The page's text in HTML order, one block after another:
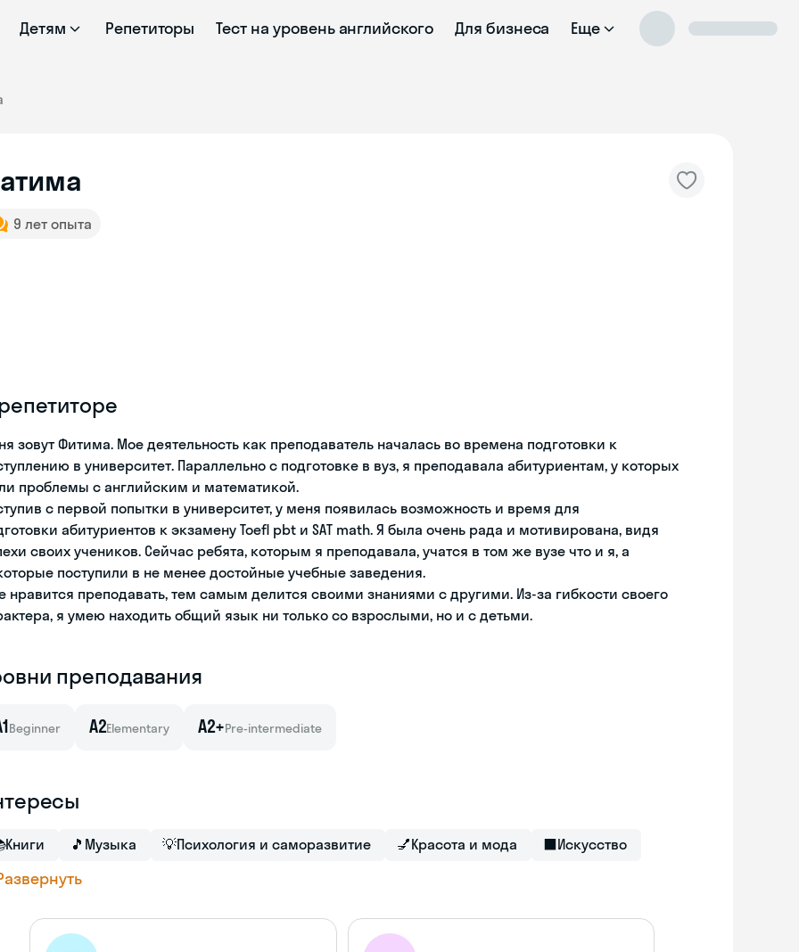
Детям Репетиторы Тест на уровень английского Для бизнеса Еще
9 лет опыта
зовут Фитима. Мое деятельность как преподаватель началась во времена подготовки к
в университет. Параллельно с подготовке в вуз, я преподавала абитуриентам, у которых
проблемы с английским и математикой.
с первой попытки в университет, у меня появилась возможность и время для
абитуриентов к экзамену Toefl pbt и SAT math. Я была очень рада и мотивирована, видя
своих учеников. Сейчас ребята, которым я преподавала, учатся в том же вузе что и я, а
поступили в не менее достойные учебные заведения.
нравится преподавать, тем самым делится своими знаниями с другими. Из-за гибкости своего
я умею находить общий язык ни только со взрослыми, но и с детьми.
преподавания
Beginner A2Elementary A2+Pre-intermediate
Книги 🎵 Музыка 💡Психология и саморазвитие 💅Красота и мода ⬛Искусство